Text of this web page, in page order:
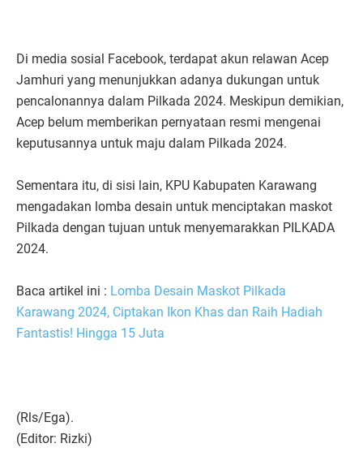
Di media sosial Facebook, terdapat akun relawan Acep
Jamhuri yang menunjukkan adanya dukungan untuk
pencalonannya dalam Pilkada 2024. Meskipun demikian,
Acep belum memberikan pernyataan resmi mengenai
keputusannya untuk maju dalam Pilkada 2024.
Sementara itu, di sisi lain, KPU Kabupaten Karawang
mengadakan lomba desain untuk menciptakan maskot
Pilkada dengan tujuan untuk menyemarakkan PILKADA
2024.
Baca artikel ini : Lomba Desain Maskot Pilkada
Karawang 2024, Ciptakan Ikon Khas dan Raih Hadiah
Fantastis! Hingga 15 Juta
(Rls/Ega).
(Editor: Rizki)